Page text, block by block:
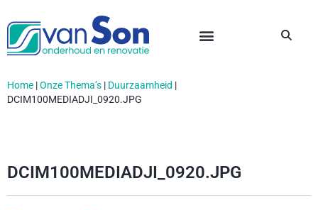
Home |Onze Thema’s | Duurzaamheid |
DCIM100MEDIADJI_0920.JPG
DCIM100MEDIADJI_0920.JPG